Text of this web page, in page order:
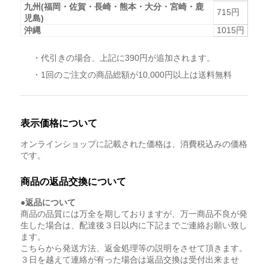
九州(福岡・佐賀・長崎・熊本・大分・宮崎・鹿
児島)
715円
沖縄
1015円
・代引きの場合、上記に390円が追加されます。
・1回のご注文の商品総額が10,000円以上は送料無料
表示価格について
オンラインショップに記載された価格は、消費税込みの価格
です。
商品の返品交換について
●返品について
商品の品質には万全を期しておりますが、万一商品不良が発
生した場合は、配達後３日以内に下記までご連絡お願い致し
ます。
こちらから発送方法、返金処理等の説明をさせて頂きます。
３日を越えて連絡が有った場合は返品交換は受付出来ませ